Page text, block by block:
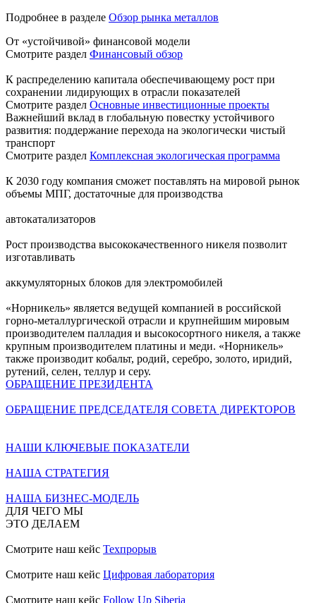
Подробнее в разделе Обзор рынка металлов
От «устойчивой» финансовой модели
Смотрите раздел Финансовый обзор
К распределению капитала обеспечивающему рост при
сохранении лидирующих в отрасли показателей
Смотрите раздел Основные инвестиционные проекты
Важнейший вклад в глобальную повестку устойчивого
развития: поддержание перехода на экологически чистый
транспорт
Смотрите раздел Комплексная экологическая программа
К 2030 году компания сможет поставлять на мировой рынок
объемы МПГ, достаточные для производства
автокатализаторов
Рост производства высококачественного никеля позволит
изготавливать
аккумуляторных блоков для электромобилей
«Норникель» является ведущей компанией в российской
горно-металлургической отрасли и крупнейшим мировым
производителем палладия и высокосортного никеля, а также
крупным производителем платины и меди. «Норникель»
также производит кобальт, родий, серебро, золото, иридий,
рутений, селен, теллур и серу.
ОБРАЩЕНИЕ ПРЕЗИДЕНТА
ОБРАЩЕНИЕ ПРЕДСЕДАТЕЛЯ СОВЕТА ДИРЕКТОРОВ
НАШИ КЛЮЧЕВЫЕ ПОКАЗАТЕЛИ
НАША СТРАТЕГИЯ
НАША БИЗНЕС-МОДЕЛЬ
ДЛЯ ЧЕГО МЫ
ЭТО ДЕЛАЕМ
Смотрите наш кейс Техпрорыв
Смотрите наш кейс Цифровая лаборатория
Смотрите наш кейс Follow Up Siberia